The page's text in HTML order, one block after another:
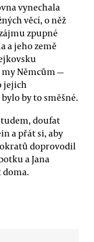
vynechala
věcí, o něž
zpupné
a jeho země
Němcům —
jejich
by to směšné.
doufat
a přát si, aby
doprovodil
a Jana
doma.